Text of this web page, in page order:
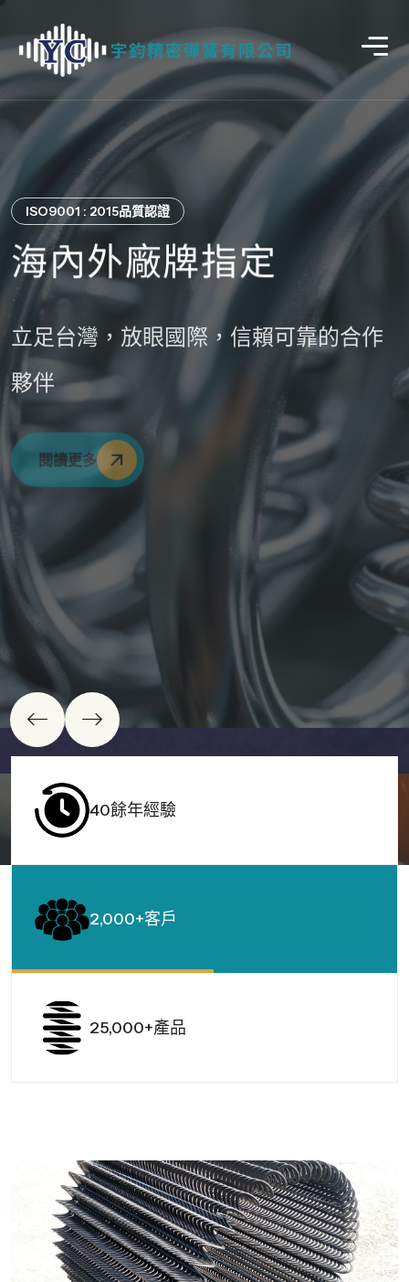
客製化專業承製
0.05MM起彈簧產品生
產
壓縮彈簧、拉力彈簧、扭力彈簧、鐵線
折彎件、油封彈簧、避震彈簧、螺旋絞
龍飼料輸送帶、鋼索式輸送帶與客製化
專注品質，精密且穩定
40餘年彈簧專業經
驗、17年在地深耕
秩序立根，彈簧立業 ; 實、懇、勤、穩，
是我們秉持的初衷
ISO9001 : 2015品質認證
海內外廠牌指定
立足台灣，放眼國際，信賴可靠的合作
夥伴
閱讀更多
客製化專業承製
0.05MM起彈簧產品生
產
壓縮彈簧、拉力彈簧、扭力彈簧、鐵線
折彎件、油封彈簧、避震彈簧、螺旋絞
龍飼料輸送帶、鋼索式輸送帶與客製化
專注品質，精密且穩定
40餘年彈簧專業經
驗、17年在地深耕
秩序立根，彈簧立業 ; 實、懇、勤、穩，
是我們秉持的初衷
40餘年經驗
2,000+客戶
25,000+產品